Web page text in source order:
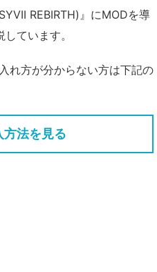
REBIRTH)』にMODを導
ています。
れ方が分からない方は下記の
法を見る